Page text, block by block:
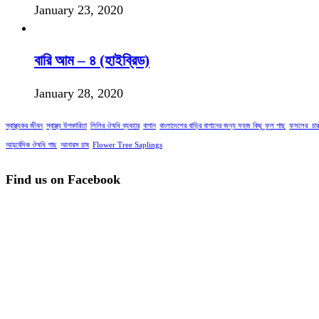
January 23, 2020
বারি আম – ৪ (হাইব্রিড)
January 28, 2020
স্বাস্থ্যকর জীবন স্বাস্থ্য উপকারিতা লিলির ঔষধি ব্যবহার বাগান বাংলাদেশের বাড়ির বাগানের জন্য সহজ কিছু ফুল গাছ
আয়ুর্বেদিক ঔষধি গাছ আনারস চাষ Flower Tree Saplings
Find us on Facebook